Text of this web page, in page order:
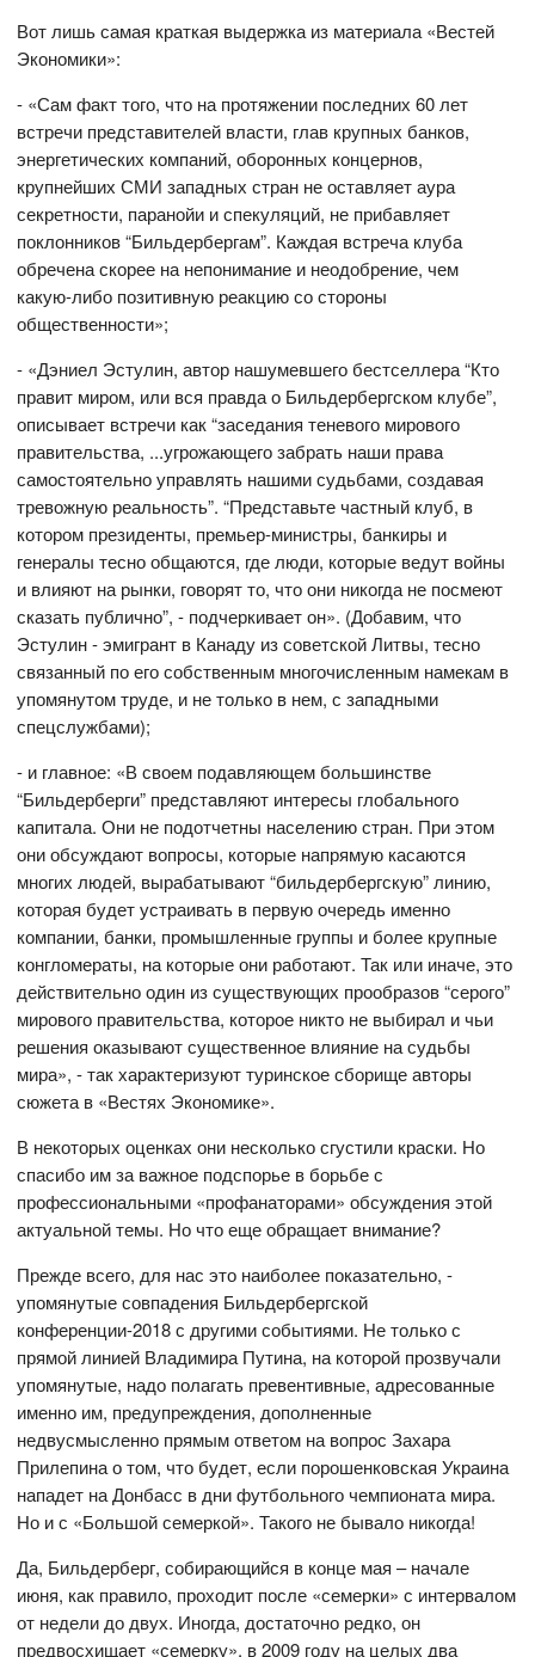
Вот лишь самая краткая выдержка из материала «Вестей
Экономики»:
- «Сам факт того, что на протяжении последних 60 лет
встречи представителей власти, глав крупных банков,
энергетических компаний, оборонных концернов,
крупнейших СМИ западных стран не оставляет аура
секретности, паранойи и спекуляций, не прибавляет
поклонников “Бильдербергам”. Каждая встреча клуба
обречена скорее на непонимание и неодобрение, чем
какую-либо позитивную реакцию со стороны
общественности»;
- «Дэниел Эстулин, автор нашумевшего бестселлера “Кто
правит миром, или вся правда о Бильдербергском клубе”,
описывает встречи как “заседания теневого мирового
правительства, ...угрожающего забрать наши права
самостоятельно управлять нашими судьбами, создавая
тревожную реальность”. “Представьте частный клуб, в
котором президенты, премьер-министры, банкиры и
генералы тесно общаются, где люди, которые ведут войны
и влияют на рынки, говорят то, что они никогда не посмеют
сказать публично”, - подчеркивает он». (Добавим, что
Эстулин - эмигрант в Канаду из советской Литвы, тесно
связанный по его собственным многочисленным намекам в
упомянутом труде, и не только в нем, с западными
спецслужбами);
- и главное: «В своем подавляющем большинстве
“Бильдерберги” представляют интересы глобального
капитала. Они не подотчетны населению стран. При этом
они обсуждают вопросы, которые напрямую касаются
многих людей, вырабатывают “бильдербергскую” линию,
которая будет устраивать в первую очередь именно
компании, банки, промышленные группы и более крупные
конгломераты, на которые они работают. Так или иначе, это
действительно один из существующих прообразов “серого”
мирового правительства, которое никто не выбирал и чьи
решения оказывают существенное влияние на судьбы
мира», - так характеризуют туринское сборище авторы
сюжета в «Вестях Экономике».
В некоторых оценках они несколько сгустили краски. Но
спасибо им за важное подспорье в борьбе с
профессиональными «профанаторами» обсуждения этой
актуальной темы. Но что еще обращает внимание?
Прежде всего, для нас это наиболее показательно, -
упомянутые совпадения Бильдербергской
конференции-2018 с другими событиями. Не только с
прямой линией Владимира Путина, на которой прозвучали
упомянутые, надо полагать превентивные, адресованные
именно им, предупреждения, дополненные
недвусмысленно прямым ответом на вопрос Захара
Прилепина о том, что будет, если порошенковская Украина
нападет на Донбасс в дни футбольного чемпионата мира.
Но и с «Большой семеркой». Такого не бывало никогда!
Да, Бильдерберг, собирающийся в конце мая – начале
июня, как правило, проходит после «семерки» с интервалом
от недели до двух. Иногда, достаточно редко, он
предвосхищает «семерку», в 2009 году на целых два